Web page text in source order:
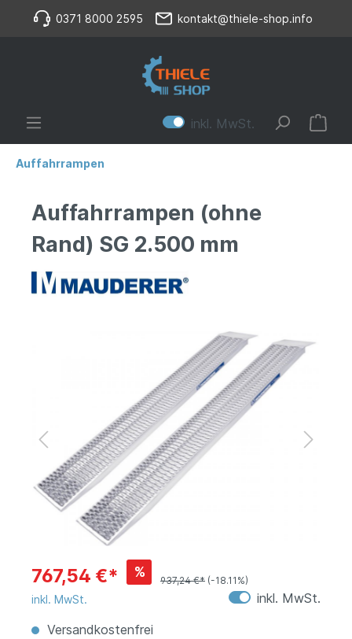
0371 8000 2595 kontakt@thiele-shop.info
inkl. MwSt.
Auffahrrampen
Auffahrrampen (ohne
Rand) SG 2.500 mm
767,54 €* %
937,24 €* (-18.11%)
inkl. MwSt.
inkl. MwSt.
Versandkostenfrei